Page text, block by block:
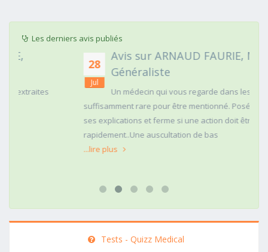
Les derniers avis publiés
Avis sur ARNAUD FAURIE, Médecin
Généraliste
Un médecin qui vous regarde dans les yeux c'est
suffisamment rare pour être mentionné. Posé,clair dans
ses explications et ferme si une action doit être menée
rapidement..Une auscultation de bas
Tests - Quizz Medical